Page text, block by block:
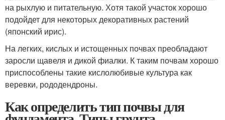
на рыхлую и питательную. Хотя такой участок хорошо
подойдет для некоторых декоративных растений
(японский ирис).
На легких, кислых и истощенных почвах преобладают
заросли щавеля и дикой фиалки. К таким почвам хорошо
приспособлены такие кислолюбивые культура как
веревки, рододендроны.
Как определить тип почвы для